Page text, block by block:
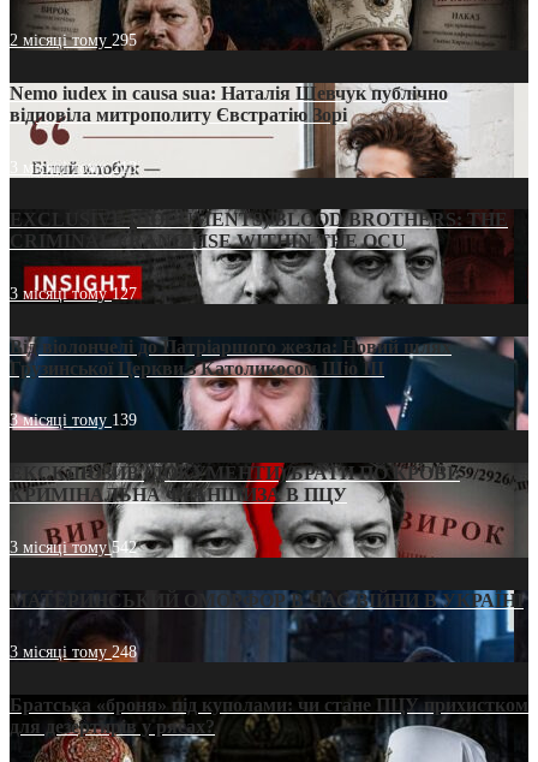
2 місяці тому 295
Nemo iudex in causa sua: Наталія Шевчук публічно
відповіла митрополиту Євстратію Зорі
3 місяці тому213
EXCLUSIVE (DOCUMENTS)/BLOOD BROTHERS: THE
CRIMINAL FRANCHISE WITHIN THE OCU
3 місяці тому127
Від віолончелі до Патріаршого жезла: Новий шлях
Грузинської Церкви з Католикосом Шіо III
3 місяці тому 139
ЕКСКЛЮЗИВ (ДОКУМЕНТИ)/БРАТИ ПО КРОВІ:
КРИМІНАЛЬНА ФРАНШИЗА В ПЦУ
3 місяці тому542
МАТЕРИНСЬКИЙ ОМОРФОР В ЧАС ВІЙНИ В УКРАЇНІ
3 місяці тому248
Братська «броня» під куполами: чи стане ПЦУ прихистком
для дезертирів у рясах?